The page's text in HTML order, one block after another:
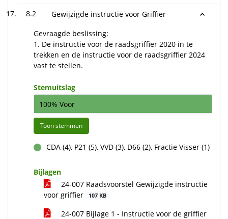
8.2
Gewijzigde instructie voor Griffier
Gevraagde beslissing:
1. De instructie voor de raadsgriffier 2020 in te
trekken en de instructie voor de raadsgriffier 2024
vast te stellen.
Stemuitslag
100% Voor
Toon stemmen
voor
CDA (4), P21 (5), VVD (3), D66 (2), Fractie Visser (1)
Bijlagen
24-007 Raadsvoorstel Gewijzigde instructie
voor griffier
107 KB
24-007 Bijlage 1 - Instructie voor de griffier